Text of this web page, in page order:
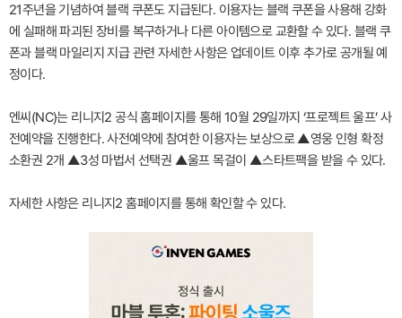
21주년을 기념하여 블랙 쿠폰도 지급된다. 이용자는 블랙 쿠폰을 사용해 강화
에 실패해 파괴된 장비를 복구하거나 다른 아이템으로 교환할 수 있다. 블랙 쿠
폰과 블랙 마일리지 지급 관련 자세한 사항은 업데이트 이후 추가로 공개될 예
정이다.
엔씨(NC)는 리니지2 공식 홈페이지를 통해 10월 29일까지 ‘프로젝트 울프’ 사
전예약을 진행한다. 사전예약에 참여한 이용자는 보상으로 ▲영웅 인형 확정
소환권 2개 ▲3성 마법서 선택권 ▲울프 목걸이 ▲스타트팩을 받을 수 있다.
자세한 사항은 리니지2 홈페이지를 통해 확인할 수 있다.